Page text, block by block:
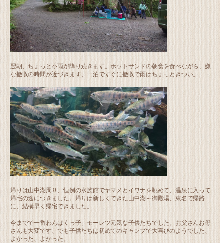
翌朝、ちょっと小雨が降り続きます。ホットサンドの朝食を食べながら、嫌
な撤収の時間が近づきます。一泊ですぐに撤収で雨はちょっときつい。
帰りは山中湖周り、恒例の水族館でヤマメとイワナを眺めて、温泉に入って
帰宅の途につきました。帰りは新しくできた山中湖～御殿場、東名で帰路
に、結構早く帰宅できました。
今までで一番わんぱくっ子、モーレツ元気な子供たちでした。お父さんお母
さんも大変です、でも子供たちは初めてのキャンプで大喜びのようでした、
よかった、よかった。